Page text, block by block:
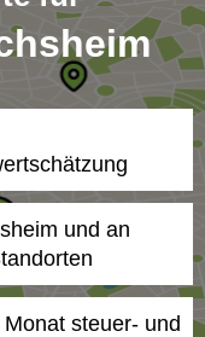
und an
steuer- und